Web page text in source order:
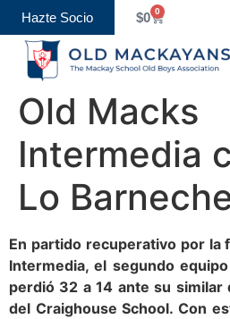
Hazte Socio $0 0
Old Macks
Intermedia
Lo
En partido recuperativo por la
Intermedia, el segundo
perdió 32 a 14 ante su similar
del Craighouse School. Con